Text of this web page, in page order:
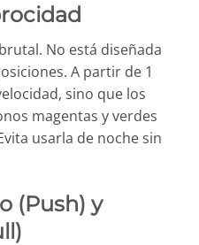
No está diseñada
A partir de 1
sino que los
magentas y verdes
usarla de noche sin
(Push) y